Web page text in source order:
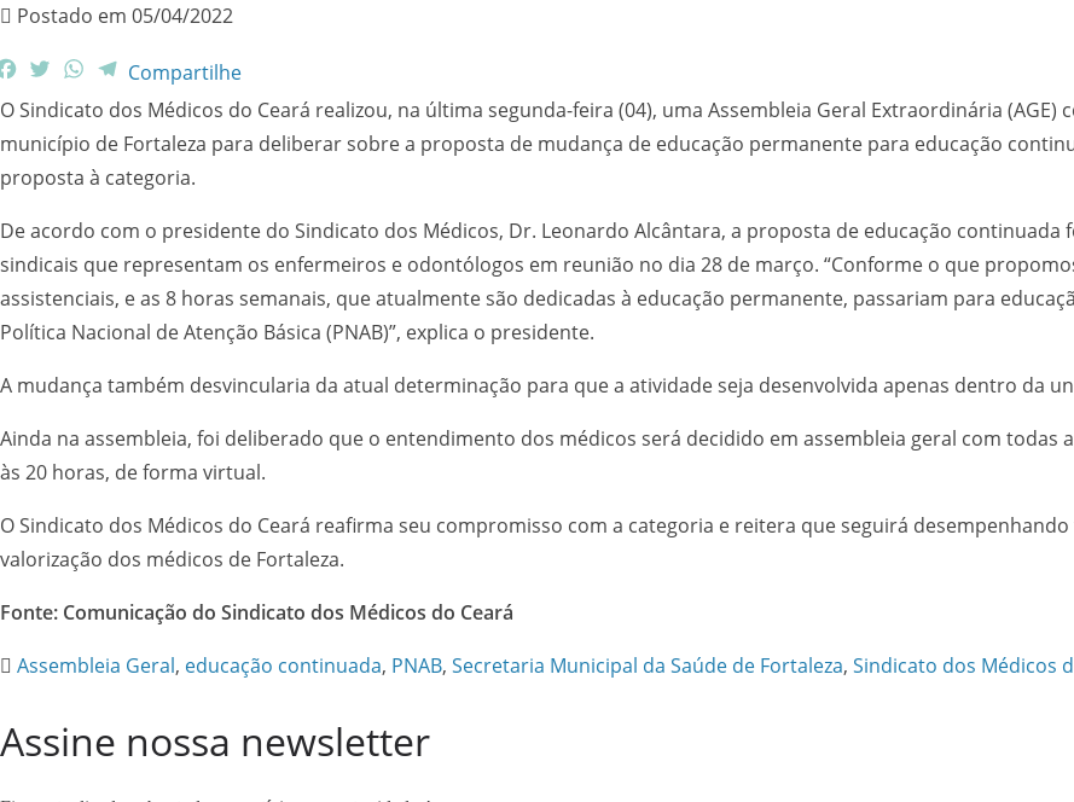
Postado em 05/04/2022
c
e
b
o
k
w
i
t
t
r
W
a
t
s
p
p
T
l
e
g
a
m
Compartilhe
O Sindicato dos Médicos do Ceará realizou, na última segunda-feira (04), uma Assembleia Geral Extraordinária
município de Fortaleza para deliberar sobre a proposta de mudança de educação permanente para educação
proposta à categoria.
De acordo com o presidente do Sindicato dos Médicos, Dr. Leonardo Alcântara, a proposta de educação
sindicais que representam os enfermeiros e odontólogos em reunião no dia 28 de março. “Conforme o que
assistenciais, e as 8 horas semanais, que atualmente são dedicadas à educação permanente, passariam para
Política Nacional de Atenção Básica (PNAB)”, explica o presidente.
A mudança também desvincularia da atual determinação para que a atividade seja desenvolvida apenas dentro da
Ainda na assembleia, foi deliberado que o entendimento dos médicos será decidido em assembleia geral com todas
às 20 horas, de forma virtual.
O Sindicato dos Médicos do Ceará reafirma seu compromisso com a categoria e reitera que seguirá
valorização dos médicos de Fortaleza.
Fonte: Comunicação do Sindicato dos Médicos do Ceará
Assembleia Geral, educação continuada, PNAB, Secretaria Municipal da Saúde de Fortaleza, Sindicato dos Médicos
Assine nossa newsletter